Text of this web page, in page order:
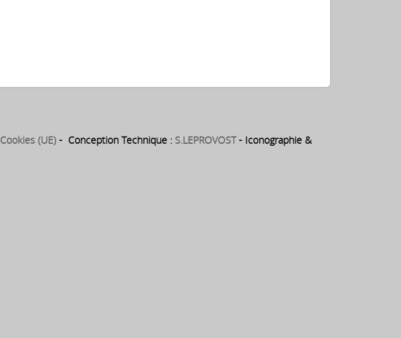
(UE) - Conception Technique :S.LEPROVOST- Iconographie &